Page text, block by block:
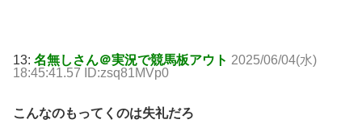
13: 名無しさん＠実況で競馬板アウト 2025/06/04(水)
18:45:41.57 ID:zsq81MVp0
こんなのもってくのは失礼だろ